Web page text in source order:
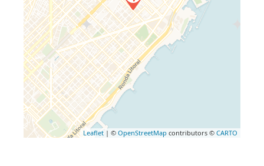
Leaflet | © OpenStreetMap contributors © CARTO